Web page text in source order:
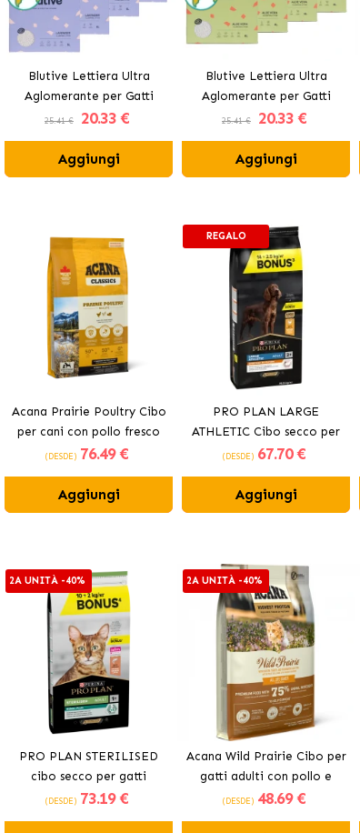
Blutive Lettiera Ultra
Aglomerante per Gatti
Aroma Lavanda
25.41 € 20.33 €
Aggiungi
Blutive Lettiera Ultra
Aglomerante per Gatti
Aroma Aloe Vera
25.41 € 20.33 €
Aggiungi
Acana Prairie Poultry Cibo
per cani con pollo fresco
(DESDE) 76.49 €
Aggiungi
REGALO
PRO PLAN LARGE
ATHLETIC Cibo secco per
cani con pollo
(DESDE) 67.70 €
Aggiungi
2A UNITÀ -40%
PRO PLAN STERILISED
cibo secco per gatti
sterilizzati al salmone
(DESDE) 73.19 €
2A UNITÀ -40%
Acana Wild Prairie Cibo per
gatti adulti con pollo e
tacchino
(DESDE) 48.69 €